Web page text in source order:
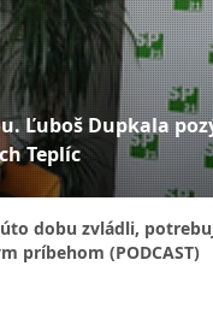
Ľuboš Dupkala
Teplíc
dobu zvládli,
príbehom (PODCAST)